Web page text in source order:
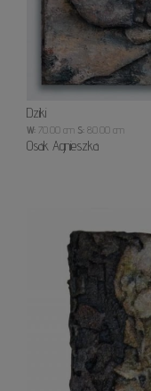
Dziki
W: 70.00 cm S: 80.00 cm
Osak Agnieszka